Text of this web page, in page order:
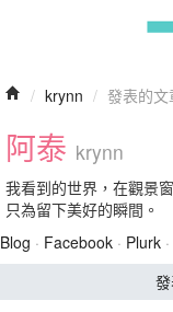
/ krynn / 發表的文
阿泰 krynn
我看到的世界，在觀景
只為留下美好的瞬間。
Blog · Facebook · Plurk ·